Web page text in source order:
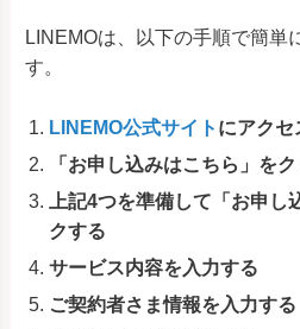
LINEMOは、以下の手順で簡単
す。
LINEMO公式サイト にアクセ
「お申し込みはこちら」を
上記4つを準備して「お申し
クする
サービス内容を入力する
ご契約者さま情報を入力する